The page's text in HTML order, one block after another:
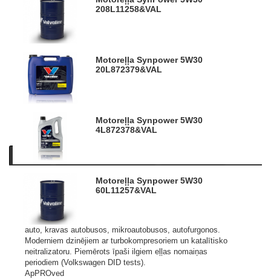
208L11258&VAL
Motoreļļa Synpower 5W30
20L872379&VAL
Motoreļļa Synpower 5W30
4L872378&VAL
Motoreļļa Synpower 5W30
60L11257&VAL
Apraksts Informācija par produktu
Augstākās kvalitātes pilnībā sintētiska motoreļļa. Veidota,
lai sasniegtu maksimālu veiktspēju un aizsardzību visos
apstākļos. Atbilst visu vadošo dzinēju ražotāju prasībām.
Piemērots benzīna un dīzeļdegvielas dzinējiem vieglajos
auto, kravas autobusos, mikroautobusos, autofurgonos.
Moderniem dzinējiem ar turbokompresoriem un katalītisko
neitralizatoru. Piemērots īpaši ilgiem eļļas nomaiņas
periodiem (Volkswagen DID tests).
ApPROved